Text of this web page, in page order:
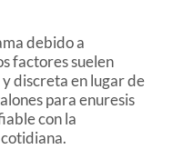
debido a
factores suelen
discreta en lugar de
para enuresis
con la